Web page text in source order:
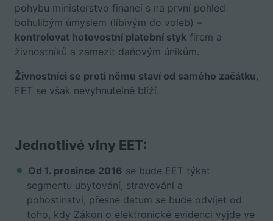
pohybu ministerstvo financí s na první pohled
bohulibým úmyslem (líbivým do voleb) –
kontrolovat hotovostní platební styk firem a
živnostníků a zamezit daňovým únikům.
Živnostníci se proti němu staví od samého začátku,
EET se však nevyhnutelně blíží.
Jednotlivé vlny EET:
Od 1. prosince 2016 se bude EET týkat
segmentu ubytování, stravování a
pohostinství, přesné datum se bude odvíjet od
toho, kdy Zákon o elektronické evidenci vyjde ve